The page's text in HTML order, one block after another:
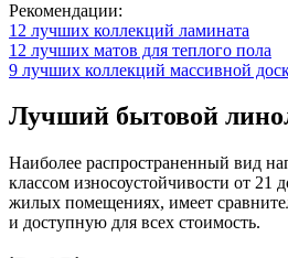
Рекомендации:
12 лучших коллекций ламината
12 лучших матов для теплого пола
9 лучших коллекций массивной
Лучший бытовой
Наиболее распространенный вид
классом износоустойчивости от 21
жилых помещениях, имеет
и доступную для всех стоимость.